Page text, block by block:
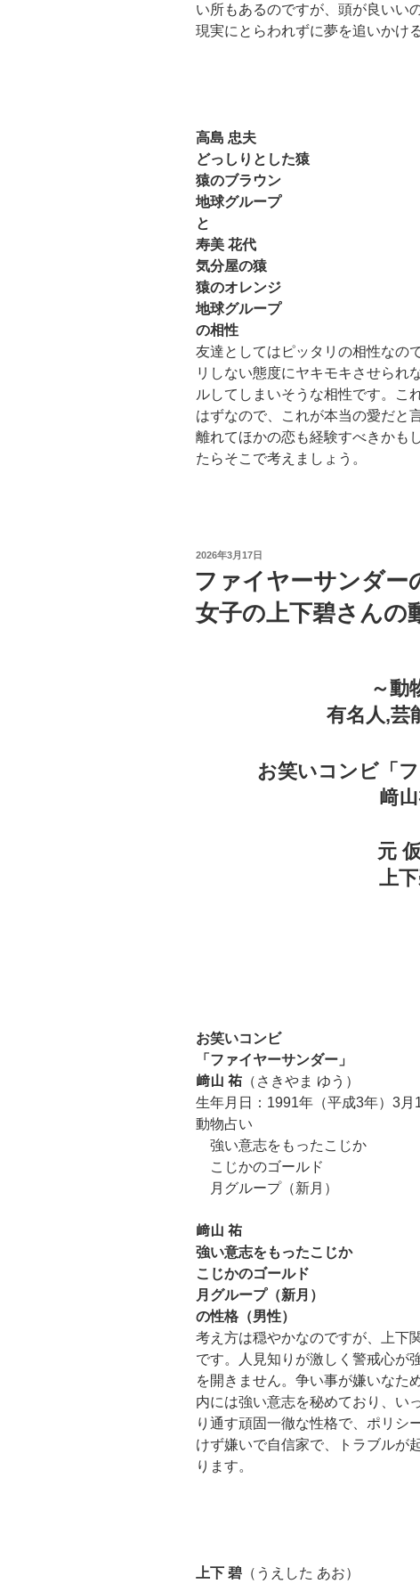
い所もあるのですが、頭が良いい
現実にとらわれずに夢を追いかけ
高島 忠夫
どっしりとした猿
猿のブラウン
地球グループ
と
寿美 花代
気分屋の猿
猿のオレンジ
地球グループ
の相性
友達としてはピッタリの相性なの
リしない態度にヤキモキさせられ
ルしてしまいそうな相性です。こ
はずなので、これが本当の愛だと
離れてほかの恋も経験すべきかも
たらそこで考えましょう。
投
日:
2026年3月17日
ファイヤーサンダー
女子の上下碧さんの
～動
有名人,芸
お笑いコンビ「
﨑
元
上
お笑いコンビ
「ファイヤーサンダー」
﨑山 祐 （さきやま ゆう）
生年月日：1991年（平成3年）3月
動物占い
強い意志をもったこじか
こじかのゴールド
月グループ（新月）
﨑山 祐
強い意志をもったこじか
こじかのゴールド
月グループ（新月）
の性格（男性）
考え方は穏やかなのですが、上下
です。人見知りが激しく警戒心が
を開きません。争い事が嫌いなた
内には強い意志を秘めており、い
り通す頑固一徹な性格で、ポリシ
けず嫌いで自信家で、トラブルが
ります。
上下 碧 （うえした あお）